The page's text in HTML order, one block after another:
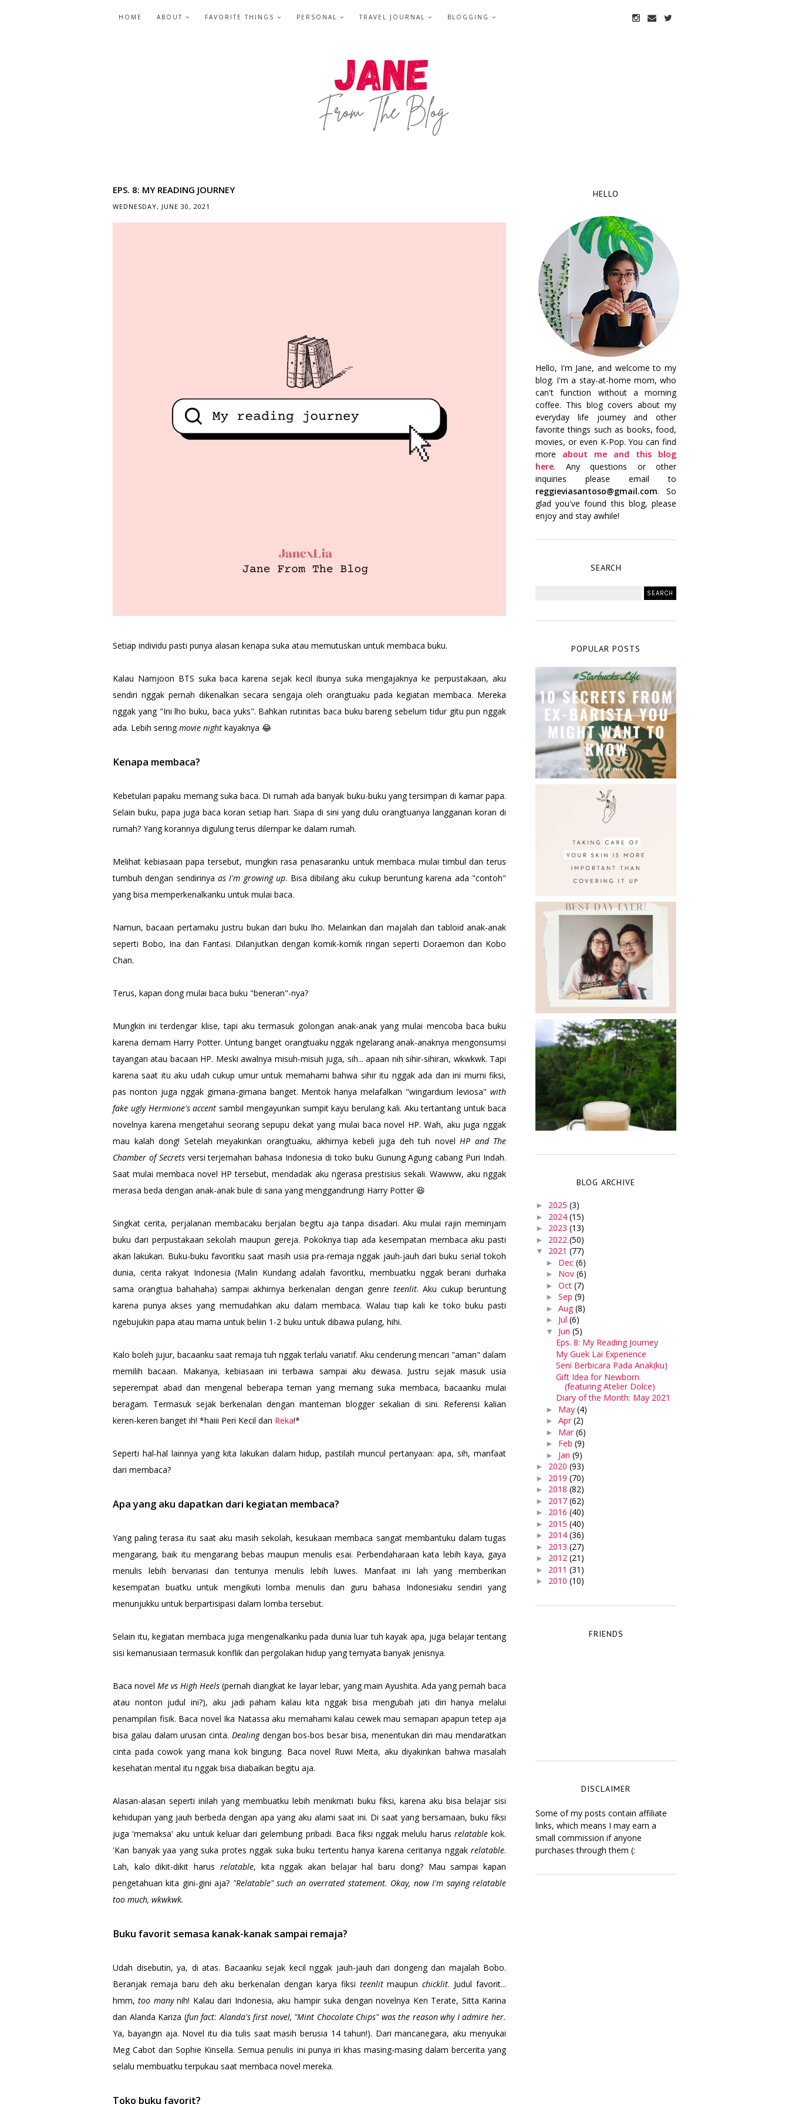
HOME ABOUT FAVORITE THINGS PERSONAL TRAVEL JOURNAL BLOGGING
EPS. 8: MY READING JOURNEY
WEDNESDAY, JUNE 30, 2021
Setiap individu pasti punya alasan kenapa suka atau memutuskan untuk membaca buku.
Kalau Namjoon BTS suka baca karena sejak kecil ibunya suka mengajaknya ke perpustakaan, aku
sendiri nggak pernah dikenalkan secara sengaja oleh orangtuaku pada kegiatan membaca. Mereka
nggak yang "Ini lho buku, baca yuks". Bahkan rutinitas baca buku bareng sebelum tidur gitu pun nggak
ada. Lebih seringmovie night kayaknya 😂
Kenapa membaca?
Kebetulan papaku memang suka baca. Di rumah ada banyak buku-buku yang tersimpan di kamar papa.
Selain buku, papa juga baca koran setiap hari. Siapa di sini yang dulu orangtuanya langganan koran di
rumah? Yang korannya digulung terus dilempar ke dalam rumah.
Melihat kebiasaan papa tersebut, mungkin rasa penasaranku untuk membaca mulai timbul dan terus
tumbuh dengan sendirinyaas I'm growing up. Bisa dibilang aku cukup beruntung karena ada "contoh"
yang bisa memperkenalkanku untuk mulai baca.
Namun, bacaan pertamaku justru bukan dari buku lho. Melainkan dari majalah dan tabloid anak-anak
seperti Bobo, Ina dan Fantasi. Dilanjutkan dengan komik-komik ringan seperti Doraemon dan Kobo
Chan.
Terus, kapan dong mulai baca buku "beneran"-nya?
Mungkin ini terdengar klise, tapi aku termasuk golongan anak-anak yang mulai mencoba baca buku
karena demam Harry Potter. Untung banget orangtuaku nggak ngelarang anak-anaknya mengonsumsi
tayangan atau bacaan HP. Meski awalnya misuh-misuh juga, sih... apaan nih sihir-sihiran, wkwkwk. Tapi
karena saat itu aku udah cukup umur untuk memahami bahwa sihir itu nggak ada dan ini murni fiksi,
pas nonton juga nggak gimana-gimana banget. Mentok hanya melafalkan "wingardium leviosa" with
fake ugly Hermione's accent sambil mengayunkan sumpit kayu berulang kali. Aku tertantang untuk baca
novelnya karena mengetahui seorang sepupu dekat yang mulai baca novel HP. Wah, aku juga nggak
mau kalah dong! Setelah meyakinkan orangtuaku, akhirnya kebeli juga deh tuh novel HP and The
Chamber of Secretsversi terjemahan bahasa Indonesia di toko buku Gunung Agung cabang Puri Indah.
Saat mulai membaca novel HP tersebut, mendadak aku ngerasa prestisius sekali. Wawww, aku nggak
merasa beda dengan anak-anak bule di sana yang menggandrungi Harry Potter 😆
Singkat cerita, perjalanan membacaku berjalan begitu aja tanpa disadari. Aku mulai rajin meminjam
buku dari perpustakaan sekolah maupun gereja. Pokoknya tiap ada kesempatan membaca aku pasti
akan lakukan. Buku-buku favoritku saat masih usia pra-remaja nggak jauh-jauh dari buku serial tokoh
dunia, cerita rakyat Indonesia (Malin Kundang adalah favoritku, membuatku nggak berani durhaka
sama orangtua bahahaha) sampai akhirnya berkenalan dengan genre teenlit. Aku cukup beruntung
karena punya akses yang memudahkan aku dalam membaca. Walau tiap kali ke toko buku pasti
ngebujukin papa atau mama untuk beliin 1-2 buku untuk dibawa pulang, hihi.
Kalo boleh jujur, bacaanku saat remaja tuh nggak terlalu variatif. Aku cenderung mencari "aman" dalam
memilih bacaan. Makanya, kebiasaan ini terbawa sampai aku dewasa. Justru sejak masuk usia
seperempat abad dan mengenal beberapa teman yang memang suka membaca, bacaanku mulai
beragam. Termasuk sejak berkenalan dengan manteman blogger sekalian di sini. Referensi kalian
keren-keren banget ih! *haiii Peri Kecil dan Reka!*
Seperti hal-hal lainnya yang kita lakukan dalam hidup, pastilah muncul pertanyaan: apa, sih, manfaat
dari membaca?
Apa yang aku dapatkan dari kegiatan membaca?
Yang paling terasa itu saat aku masih sekolah, kesukaan membaca sangat membantuku dalam tugas
mengarang, baik itu mengarang bebas maupun menulis esai. Perbendaharaan kata lebih kaya, gaya
menulis lebih bervariasi dan tentunya menulis lebih luwes. Manfaat ini lah yang memberikan
kesempatan buatku untuk mengikuti lomba menulis dan guru bahasa Indonesiaku sendiri yang
menunjukku untuk berpartisipasi dalam lomba tersebut.
Selain itu, kegiatan membaca juga mengenalkanku pada dunia luar tuh kayak apa, juga belajar tentang
sisi kemanusiaan termasuk konflik dan pergolakan hidup yang ternyata banyak jenisnya.
Baca novel Me vs High Heels (pernah diangkat ke layar lebar, yang main Ayushita. Ada yang pernah baca
atau nonton judul ini?), aku jadi paham kalau kita nggak bisa mengubah jati diri hanya melalui
penampilan fisik. Baca novel Ika Natassa aku memahami kalau cewek mau semapan apapun tetep aja
bisa galau dalam urusan cinta. Dealingdengan bos-bos besar bisa, menentukan diri mau mendaratkan
cinta pada cowok yang mana kok bingung. Baca novel Ruwi Meita, aku diyakinkan bahwa masalah
kesehatan mental itu nggak bisa diabaikan begitu aja.
Alasan-alasan seperti inilah yang membuatku lebih menikmati buku fiksi, karena aku bisa belajar sisi
kehidupan yang jauh berbeda dengan apa yang aku alami saat ini. Di saat yang bersamaan, buku fiksi
juga 'memaksa' aku untuk keluar dari gelembung pribadi. Baca fiksi nggak melulu harus relatablekok.
'Kan banyak yaa yang suka protes nggak suka buku tertentu hanya karena ceritanya nggak relatable.
Lah, kalo dikit-dikit harus relatable, kita nggak akan belajar hal baru dong? Mau sampai kapan
pengetahuan kita gini-gini aja? "Relatable" such an overrated statement. Okay, now I'm saying relatable
too much, wkwkwk.
Buku favorit semasa kanak-kanak sampai remaja?
Udah disebutin, ya, di atas. Bacaanku sejak kecil nggak jauh-jauh dari dongeng dan majalah Bobo.
Beranjak remaja baru deh aku berkenalan dengan karya fiksi teenlitmaupun chicklit. Judul favorit...
hmm,too manynih! Kalau dari Indonesia, aku hampir suka dengan novelnya Ken Terate, Sitta Karina
dan Alanda Kariza (fun fact: Alanda's first novel, "Mint Chocolate Chips" was the reason why I admire her.
Ya, bayangin aja. Novel itu dia tulis saat masih berusia 14 tahun!). Dari mancanegara, aku menyukai
Meg Cabot dan Sophie Kinsella. Semua penulis ini punya iri khas masing-masing dalam bercerita yang
selalu membuatku terpukau saat membaca novel mereka.
Toko buku favorit?
HELLO
Hello, I'm Jane, and welcome to my
blog. I'm a stay-at-home mom, who
can't function without a morning
coffee. This blog covers about my
everyday life journey and other
favorite things such as books, food,
movies, or even K-Pop. You can find
more about me and this blog
here. Any questions or other
inquiries please email to
reggieviasantoso@gmail.com. So
glad you've found this blog, please
enjoy and stay awhile!
SEARCH
POPULAR POSTS
BLOG ARCHIVE
► 2025 (3)
► 2024 (15)
► 2023 (13)
► 2022 (50)
▼ 2021 (77)
► Dec (6)
► Nov (6)
► Oct (7)
► Sep (9)
► Aug(8)
► Jul (6)
▼ Jun (5)
Eps. 8: My Reading Journey
My Guek Lai Experience
Seni Berbicara Pada Anak(ku)
Gift Idea for Newborn
(featuring Atelier Dolce)
Diary of the Month: May 2021
► May (4)
► Apr(2)
► Mar(6)
► Feb (9)
► Jan (9)
► 2020 (93)
► 2019 (70)
► 2018 (82)
► 2017 (62)
► 2016 (40)
► 2015 (40)
► 2014 (36)
► 2013 (27)
► 2012 (21)
► 2011 (31)
► 2010 (10)
FRIENDS
DISCLAIMER
Some of my posts contain affiliate
links, which means I may earn a
small commission if anyone
purchases through them (: